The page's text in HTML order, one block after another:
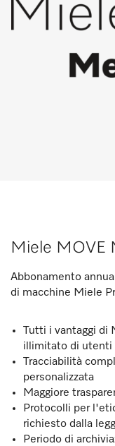
Miele MOVE
Abbonamento
di macchine Miele
Tutti i vantaggi di
illimitato di utenti
Tracciabilità
personalizzata
Maggiore
Protocolli per
richiesto dalla
Periodo di